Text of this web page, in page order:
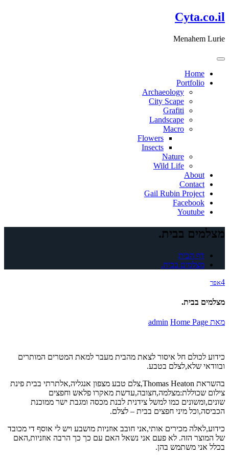
דלג
לתוכן
Cyta.co.il
Menahem Lurie
Home
Portfolio
Archaeology
City Scape
Grafiti
Landscape
Macro
Flowers
Insects
Nature
Wild Life
About
Contact
Gail Rubin Project
Facebook
Youtube
מצלמים בבית.
דף הבית
מצלמים בבית.
4אפר
מצלמים בבית.
מאת admin Home Page
כידוע לכולם חל איסור לצאת מהבית מעבר למאת המטרים המותרים
ובוודאי שלא,לצלם בטבע.
בהשראת Thomas Heaton,צלם טבע מצפון אנגליה,אלתרתי בבית פינת
צילום שכוללת:מצלמה,חצובה,עדשת מאקרו פלאש וחפצים
שונים,ומשונים כמו למשל צידנית לבנת מכסה ומגבת ישר ממוכנת
הכביסה,וכל מיני חפצים בבית – לצלם.
כידוע,לאלה מכירים אותי,אני חובב אוזניות מושבע ויש לי אוסף די מכובד
של המוצר הזה. לא פעם אני נשאל האם עם כך כך הרבה אוזניות,האם
בכלל אני משתמש בהן.